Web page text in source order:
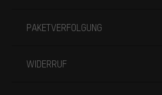
PAKETVERFOLGUNG
WIDERRUF